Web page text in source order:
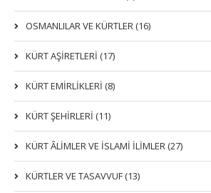
OSMANLILAR VE KÜRTLER (16)
KÜRT AŞİRETLERİ (17)
KÜRT EMİRLİKLERİ (8)
KÜRT ŞEHİRLERİ (11)
KÜRT ÂLİMLER VE İSLAMİ İLİMLER (27)
KÜRTLER VE TASAVVUF (13)